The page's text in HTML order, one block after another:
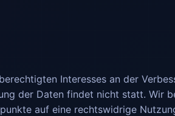
Interesses an der
der Daten findet nicht statt. Wir
auf eine rechtswidrige